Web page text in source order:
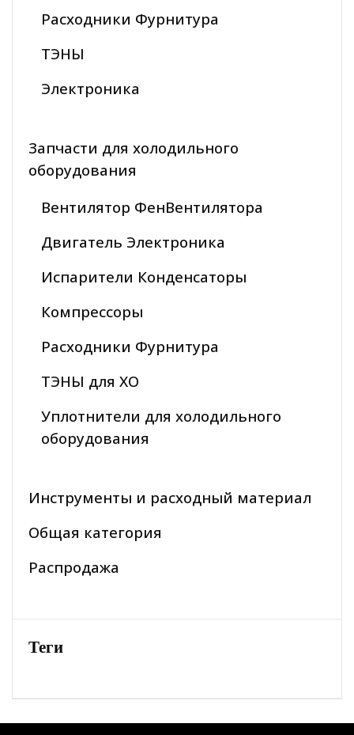
Расходники Фурнитура
ТЭНЫ
Электроника
Запчасти для холодильного
оборудования
Вентилятор ФенВентилятора
Двигатель Электроника
Испарители Конденсаторы
Компрессоры
Расходники Фурнитура
ТЭНЫ для ХО
Уплотнители для холодильного
оборудования
Инструменты и расходный материал
Общая категория
Распродажа
Теги